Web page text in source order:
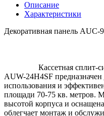
Описание
Характеристики
Декоративная панель AUC-
Кассетная сплит-
AUW-24H4SF предназначен
использования и
площади 70-75 кв. метров.
высотой корпуса и
облегчает монтаж и